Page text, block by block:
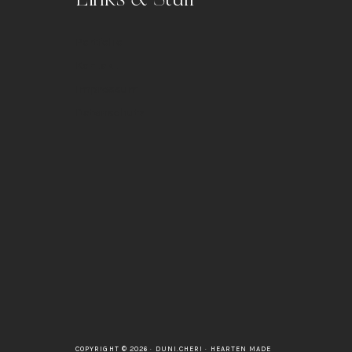
COPYRIGHT © 2026 · DUNI.CHERI · HEARTEN MADE